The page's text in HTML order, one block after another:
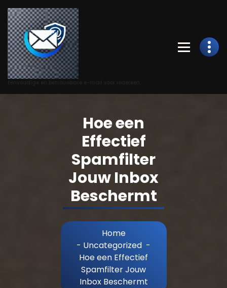
Skip
to
Content
Hoe een
Effectief
Spamfilter
Jouw Inbox
Beschermt
Home
- Uncategorized -
Hoe een Effectief
Spamfilter Jouw
Inbox Beschermt